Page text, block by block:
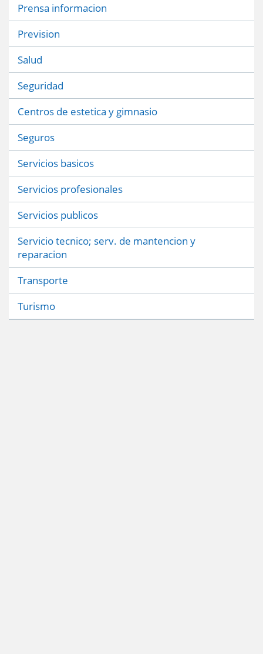
Prensa informacion
Prevision
Salud
Seguridad
Centros de estetica y gimnasio
Seguros
Servicios basicos
Servicios profesionales
Servicios publicos
Servicio tecnico; serv. de mantencion y
reparacion
Transporte
Turismo